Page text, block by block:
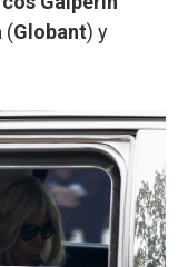
(Globant) y